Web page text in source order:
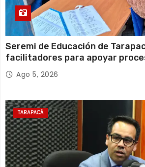
Seremi de Educación de
facilitadores para apoyar
Escolar 2027
Ago 5, 2026
TARAPACÁ